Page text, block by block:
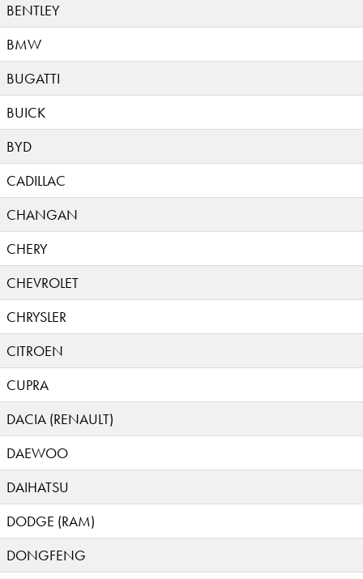
BENTLEY
BMW
BUGATTI
BUICK
BYD
CADILLAC
CHANGAN
CHERY
CHEVROLET
CHRYSLER
CITROEN
CUPRA
DACIA (RENAULT)
DAEWOO
DAIHATSU
DODGE (RAM)
DONGFENG